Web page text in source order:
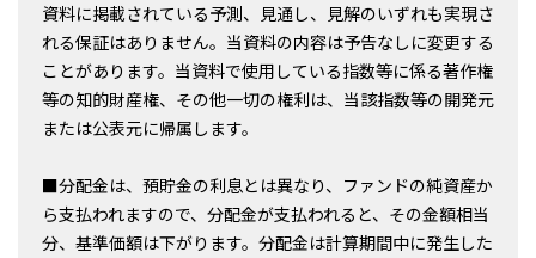
資料に掲載されている予測、見通し、見解のいずれも実現さ
れる保証はありません。当資料の内容は予告なしに変更する
ことがあります。当資料で使用している指数等に係る著作権
等の知的財産権、その他一切の権利は、当該指数等の開発元
または公表元に帰属します。
■分配金は、預貯金の利息とは異なり、ファンドの純資産か
ら支払われますので、分配金が支払われると、その金額相当
分、基準価額は下がります。分配金は計算期間中に発生した